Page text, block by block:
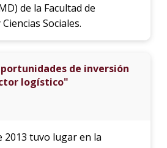
de la Facultad de
Sociales.
de inversión
logístico"
2013 tuvo lugar en la